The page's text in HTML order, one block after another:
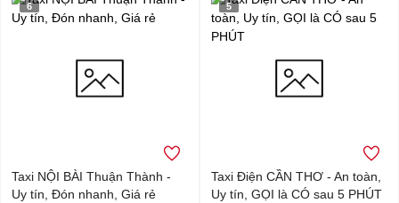
6
Taxi NỘI BÀI Thuận Thành -
Uy tín, Đón nhanh, Giá rẻ
5
Taxi Điện CẦN THƠ - An toàn,
Uy tín, GỌI là CÓ sau 5 PHÚT